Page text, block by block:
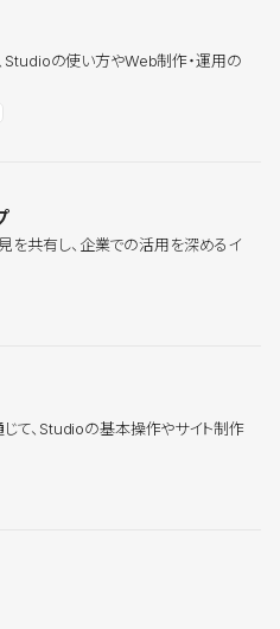
Studioの使い方やWeb制作・運用の
を共有し、企業での活用を深めるイ
て、Studioの基本操作やサイト制作